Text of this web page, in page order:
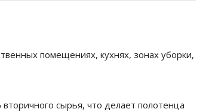
помещениях, кухнях, зонах уборки,
сырья, что делает полотенца